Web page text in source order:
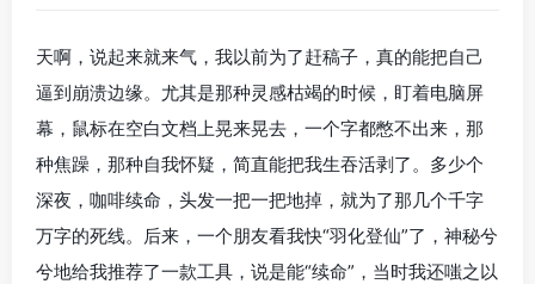
天啊，说起来就来气，我以前为了赶稿子，真的能把自己
逼到崩溃边缘。尤其是那种灵感枯竭的时候，盯着电脑屏
幕，鼠标在空白文档上晃来晃去，一个字都憋不出来，那
种焦躁，那种自我怀疑，简直能把我生吞活剥了。多少个
深夜，咖啡续命，头发一把一把地掉，就为了那几个千字
万字的死线。后来，一个朋友看我快“羽化登仙”了，神秘兮
兮地给我推荐了一款工具，说是能“续命”，当时我还嗤之以